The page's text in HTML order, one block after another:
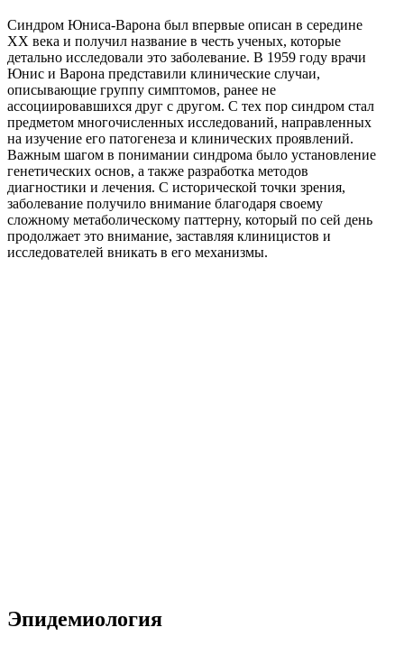
Синдром Юниса-Варона был впервые описан в середине
XX века и получил название в честь ученых, которые
детально исследовали это заболевание. В 1959 году врачи
Юнис и Варона представили клинические случаи,
описывающие группу симптомов, ранее не
ассоциировавшихся друг с другом. С тех пор синдром стал
предметом многочисленных исследований, направленных
на изучение его патогенеза и клинических проявлений.
Важным шагом в понимании синдрома было установление
генетических основ, а также разработка методов
диагностики и лечения. С исторической точки зрения,
заболевание получило внимание благодаря своему
сложному метаболическому паттерну, который по сей день
продолжает это внимание, заставляя клиницистов и
исследователей вникать в его механизмы.
Эпидемиология